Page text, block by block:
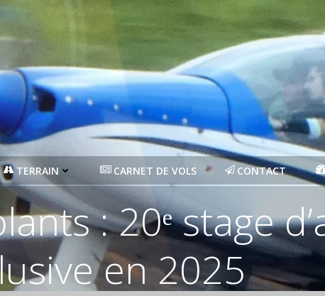
TERRAIN CARNET DE VOLS CONTACT
: 20ᵉ stage
en 2025